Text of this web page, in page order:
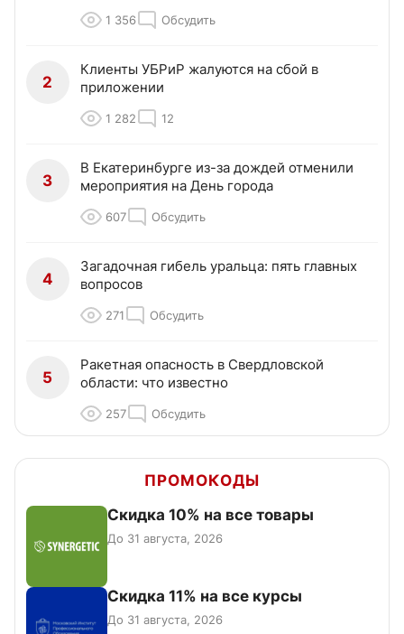
1 356 Обсудить
2
Клиенты УБРиР жалуются на сбой в
приложении
1 282 12
3
В Екатеринбурге из-за дождей отменили
мероприятия на День города
607 Обсудить
4
Загадочная гибель уральца: пять главных
вопросов
271 Обсудить
5
Ракетная опасность в Свердловской
области: что известно
257 Обсудить
ПРОМОКОДЫ
Скидка 10% на все товары
До 31 августа, 2026
Скидка 11% на все курсы
До 31 августа, 2026